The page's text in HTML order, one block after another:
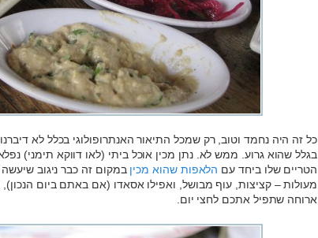
כל זה היה נחמד וטוב, רק שמכל התיאור האנתרופולוגי בכלל לא
בגלל שהוא גרוע. ממש לא. נתן מכין אוכל ביתי (לאו דווקא תימני)
הטריים שלו ביחד עם הלאפות שהוא מכין במקום זה כבר ניגוב
מעולות – קציצות, עוף מבושל, ואפילו אסאדו (אם באתם ביום הנכון),
ארוחה שתפיל אתכם לחצי יום.